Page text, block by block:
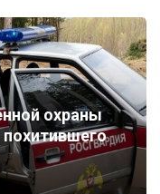
охраны